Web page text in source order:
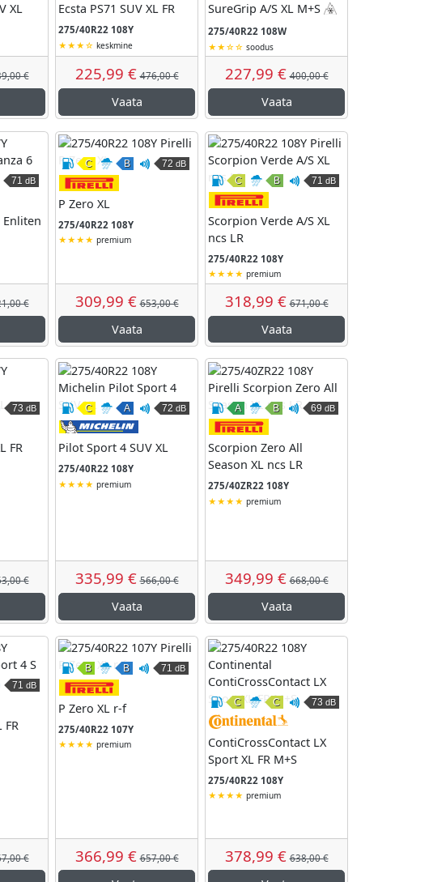
XL
€
Ecsta PS71 SUV XL FR
275/40R22 108Y
keskmine
225,99 € 476,00 €
Vaata
SureGrip A/S XL M+S
275/40R22 108W
soodus
227,99 € 400,00 €
Vaata
Väline veeremismüra
71 dB
Bridgestone
Enliten
€
Kütusesäästlikkus
C
Märghaardumine
B
Väline veeremismüra
72 dB
Pirelli
P Zero XL
275/40R22 108Y
premium
309,99 € 653,00 €
Vaata
Kütusesäästlikkus
C
Märghaardumine
B
Väline veeremismüra
71 dB
Scorpion Verde A/S XL
ncs LR
275/40R22 108Y
premium
318,99 € 671,00 €
Vaata
Väline veeremismüra
73 dB
Continental
FR
€
Kütusesäästlikkus
C
Märghaardumine
A
Väline veeremismüra
72 dB
Michelin
Pilot Sport 4 SUV XL
275/40R22 108Y
premium
335,99 € 566,00 €
Vaata
Kütusesäästlikkus
A
Märghaardumine
B
Väline veeremismüra
69 dB
Scorpion Zero All
Season XL ncs LR
275/40ZR22 108Y
premium
349,99 € 668,00 €
Vaata
Väline veeremismüra
71 dB
Michelin
€
Kütusesäästlikkus
B
Märghaardumine
B
Väline veeremismüra
71 dB
Pirelli
P Zero XL r-f
275/40R22 107Y
premium
366,99 € 657,00 €
Kütusesäästlikkus
C
Märghaardumine
C
Väline veeremismüra
73 dB
ContiCrossContact LX
Sport XL FR M+S
275/40R22 108Y
premium
378,99 € 638,00 €